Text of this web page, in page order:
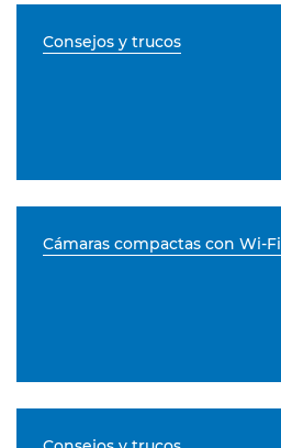
Consejos y trucos
Cámaras compactas con Wi-Fi